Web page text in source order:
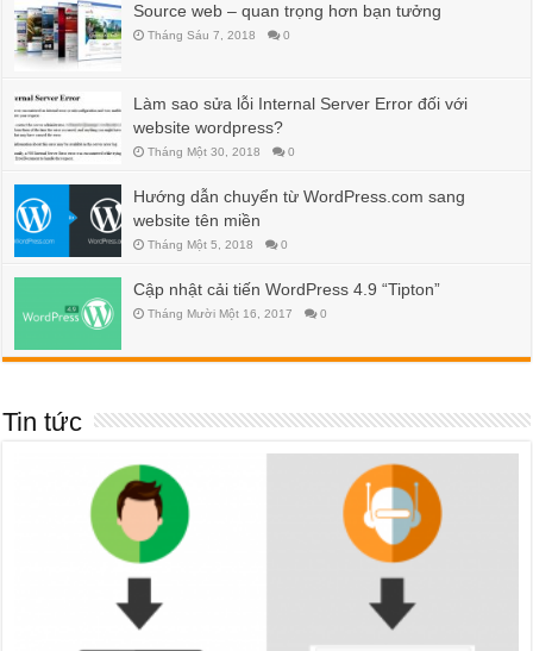
Source web – quan trọng hơn bạn tưởng
Tháng Sáu 7, 2018 0
Làm sao sửa lỗi Internal Server Error đối với
website wordpress?
Tháng Một 30, 2018 0
Hướng dẫn chuyển từ WordPress.com sang
website tên miền
Tháng Một 5, 2018 0
Cập nhật cải tiến WordPress 4.9 “Tipton”
Tháng Mười Một 16, 2017 0
Tin tức